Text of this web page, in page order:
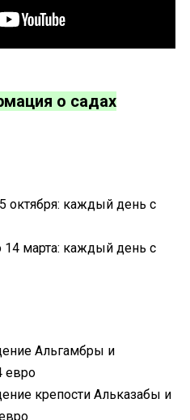
о садах
октября: каждый день с
14 марта: каждый день с
Альгамбры и
евро
крепости Альказабы и